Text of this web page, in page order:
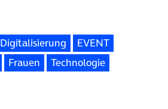
Digitalisierung
EVENT
Frauen
Technologie